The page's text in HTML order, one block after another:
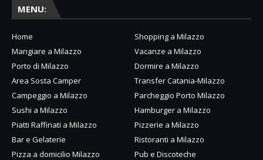
MENU:
Home
Shopping a Milazzo
Mangiare a Milazzo
Vacanze a Milazzo
Porto di Milazzo
Dormire a Milazzo
Area Sosta Camper
Transfer Catania-Milazzo
Campeggio a Milazzo
Parcheggio Porto Milazzo
Sushi a Milazzo
Hamburger a Milazzo
Piatti Raffinati a Milazzo
Pizzerie a Milazzo
Bar e Gelaterie
Ristoranti a Milazzo
Pizza a domicilio Milazzo
Pub e Discoteche